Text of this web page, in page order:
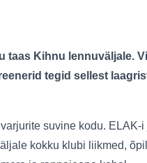
Kihnu lennuväljale.
tegid sellest
suvine kodu.
kokku klubi liikmed,